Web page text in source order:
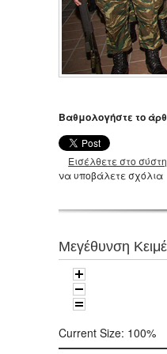
Βαθμολογήστε το
Εισέλθετε στο
να υποβάλετε σχόλια
Μεγέθυνση
Current Size: 100%